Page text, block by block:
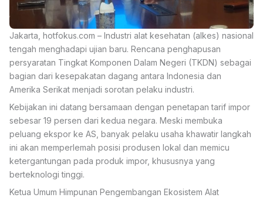
Jakarta, hotfokus.com – Industri alat kesehatan (alkes) nasional
tengah menghadapi ujian baru. Rencana penghapusan
persyaratan Tingkat Komponen Dalam Negeri (TKDN) sebagai
bagian dari kesepakatan dagang antara Indonesia dan
Amerika Serikat menjadi sorotan pelaku industri.
Kebijakan ini datang bersamaan dengan penetapan tarif impor
sebesar 19 persen dari kedua negara. Meski membuka
peluang ekspor ke AS, banyak pelaku usaha khawatir langkah
ini akan memperlemah posisi produsen lokal dan memicu
ketergantungan pada produk impor, khususnya yang
berteknologi tinggi.
Ketua Umum Himpunan Pengembangan Ekosistem Alat